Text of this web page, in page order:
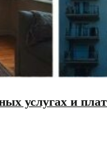
услугах и